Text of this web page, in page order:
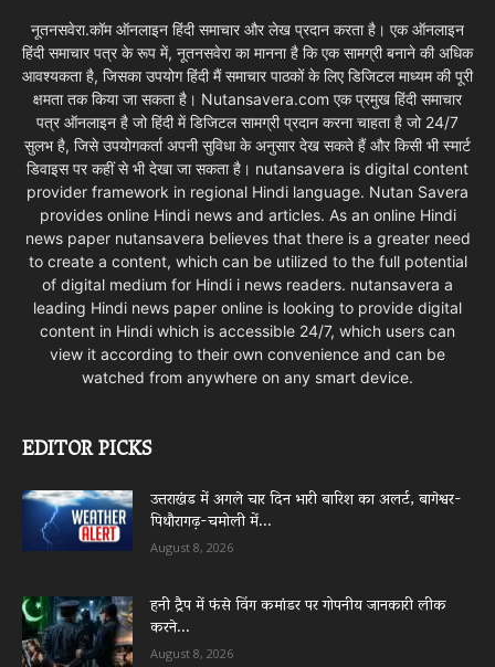
नूतनसवेरा.कॉम ऑनलाइन हिंदी समाचार और लेख प्रदान करता है। एक ऑनलाइन
हिंदी समाचार पत्र के रूप में, नूतनसवेरा का मानना है कि एक सामग्री बनाने की अधिक
आवश्यकता है, जिसका उपयोग हिंदी मैं समाचार पाठकों के लिए डिजिटल माध्यम की पूरी
क्षमता तक किया जा सकता है। Nutansavera.com एक प्रमुख हिंदी समाचार
पत्र ऑनलाइन है जो हिंदी में डिजिटल सामग्री प्रदान करना चाहता है जो 24/7
सुलभ है, जिसे उपयोगकर्ता अपनी सुविधा के अनुसार देख सकते हैं और किसी भी स्मार्ट
डिवाइस पर कहीं से भी देखा जा सकता है। nutansavera is digital content
provider framework in regional Hindi language. Nutan Savera
provides online Hindi news and articles. As an online Hindi
news paper nutansavera believes that there is a greater need
to create a content, which can be utilized to the full potential
of digital medium for Hindi i news readers. nutansavera a
leading Hindi news paper online is looking to provide digital
content in Hindi which is accessible 24/7, which users can
view it according to their own convenience and can be
watched from anywhere on any smart device.
EDITOR PICKS
उत्तराखंड में अगले चार दिन भारी बारिश का अलर्ट, बागेश्वर-
पिथौरागढ़-चमोली में...
August 8, 2026
हनी ट्रैप में फंसे विंग कमांडर पर गोपनीय जानकारी लीक
करने...
August 8, 2026